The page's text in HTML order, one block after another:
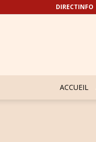
DIRECTINFO
ACCUEIL